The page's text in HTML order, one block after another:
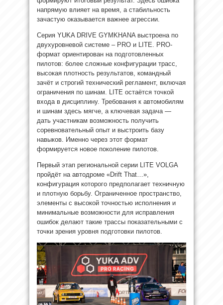
напрямую влияет на время, а стабильность
зачастую оказывается важнее агрессии.
Серия YUKA DRIVE GYMKHANA выстроена по
двухуровневой системе – PRO и LITE. PRO-
формат ориентирован на подготовленных
пилотов: более сложные конфигурации трасс,
высокая плотность результатов, командный
зачёт и строгий технический регламент, включая
ограничения по шинам. LITE остаётся точкой
входа в дисциплину. Требования к автомобилям
и шинам здесь мягче, а ключевая задача —
дать участникам возможность получить
соревновательный опыт и выстроить базу
навыков. Именно через этот формат
формируется новое поколение пилотов.
Первый этап региональной серии LITE VOLGA
пройдёт на автодроме «Drift That…»,
конфигурация которого предполагает техничную
и плотную борьбу. Ограниченное пространство,
элементы с высокой точностью исполнения и
минимальные возможности для исправления
ошибок делают такие трассы показательными с
точки зрения уровня подготовки пилотов.